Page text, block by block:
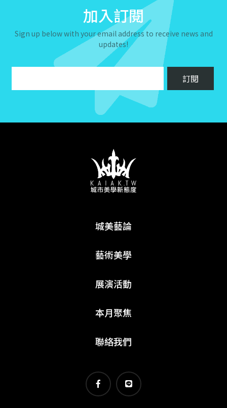
加入訂閱
Sign up below with your email address to receive news and
updates!
城美藝論
藝術美學
展演活動
本月聚焦
聯絡我們